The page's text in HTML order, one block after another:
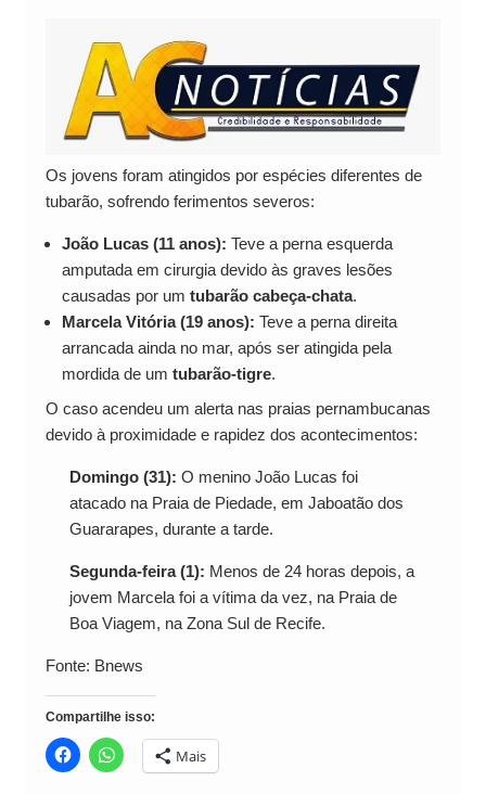
Os jovens foram atingidos por espécies diferentes de
tubarão, sofrendo ferimentos severos:
João Lucas (11 anos): Teve a perna esquerda
amputada em cirurgia devido às graves lesões
causadas por um tubarão cabeça-chata.
Marcela Vitória (19 anos): Teve a perna direita
arrancada ainda no mar, após ser atingida pela
mordida de um tubarão-tigre.
O caso acendeu um alerta nas praias pernambucanas
devido à proximidade e rapidez dos acontecimentos:
Domingo (31): O menino João Lucas foi
atacado na Praia de Piedade, em Jaboatão dos
Guararapes, durante a tarde.
Segunda-feira (1): Menos de 24 horas depois, a
jovem Marcela foi a vítima da vez, na Praia de
Boa Viagem, na Zona Sul de Recife.
Fonte: Bnews
Compartilhe isso:
Mais